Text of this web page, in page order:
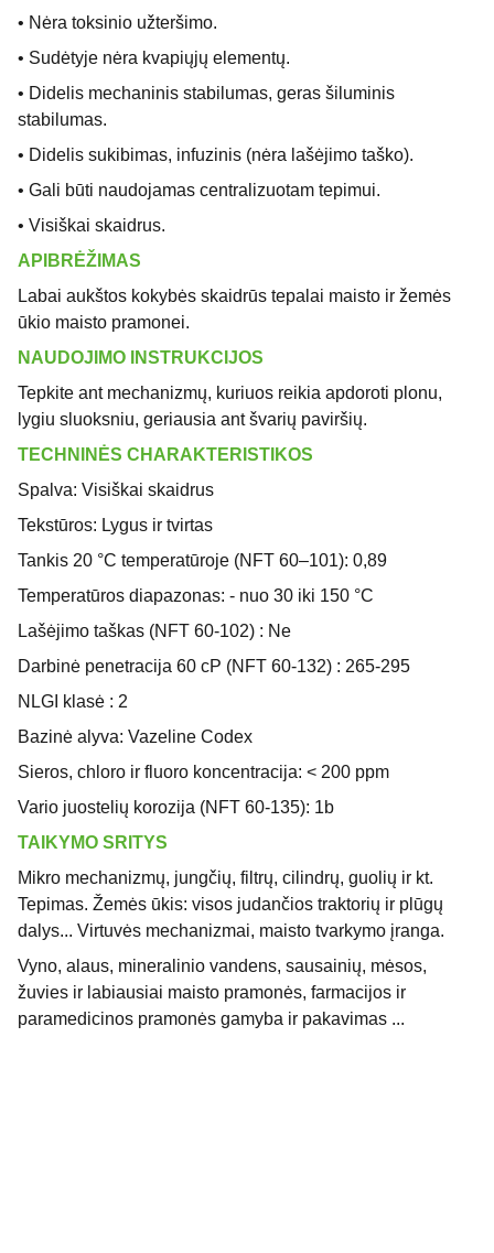
• Nėra toksinio užteršimo.
• Sudėtyje nėra kvapiųjų elementų.
• Didelis mechaninis stabilumas, geras šiluminis
stabilumas.
• Didelis sukibimas, infuzinis (nėra lašėjimo taško).
• Gali būti naudojamas centralizuotam tepimui.
• Visiškai skaidrus.
APIBRĖŽIMAS
Labai aukštos kokybės skaidrūs tepalai maisto ir žemės
ūkio maisto pramonei.
NAUDOJIMO INSTRUKCIJOS
Tepkite ant mechanizmų, kuriuos reikia apdoroti plonu,
lygiu sluoksniu, geriausia ant švarių paviršių.
TECHNINĖS CHARAKTERISTIKOS
Spalva: Visiškai skaidrus
Tekstūros: Lygus ir tvirtas
Tankis 20 °C temperatūroje (NFT 60–101): 0,89
Temperatūros diapazonas: - nuo 30 iki 150 °C
Lašėjimo taškas (NFT 60-102) : Ne
Darbinė penetracija 60 cP (NFT 60-132) : 265-295
NLGI klasė : 2
Bazinė alyva: Vazeline Codex
Sieros, chloro ir fluoro koncentracija: < 200 ppm
Vario juostelių korozija (NFT 60-135): 1b
TAIKYMO SRITYS
Mikro mechanizmų, jungčių, filtrų, cilindrų, guolių ir kt.
Tepimas. Žemės ūkis: visos judančios traktorių ir plūgų
dalys... Virtuvės mechanizmai, maisto tvarkymo įranga.
Vyno, alaus, mineralinio vandens, sausainių, mėsos,
žuvies ir labiausiai maisto pramonės, farmacijos ir
paramedicinos pramonės gamyba ir pakavimas ...